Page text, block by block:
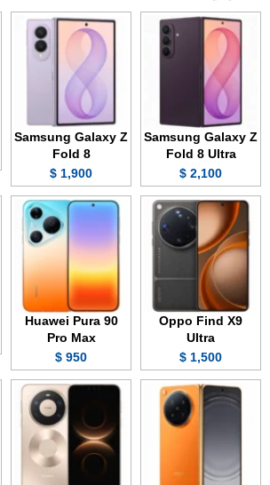
Samsung Galaxy Z
Fold 8 Ultra
2,100 $
Samsung Galaxy Z
Fold 8
1,900 $
Oppo Find X9
Ultra
1,500 $
Huawei Pura 90
Pro Max
950 $